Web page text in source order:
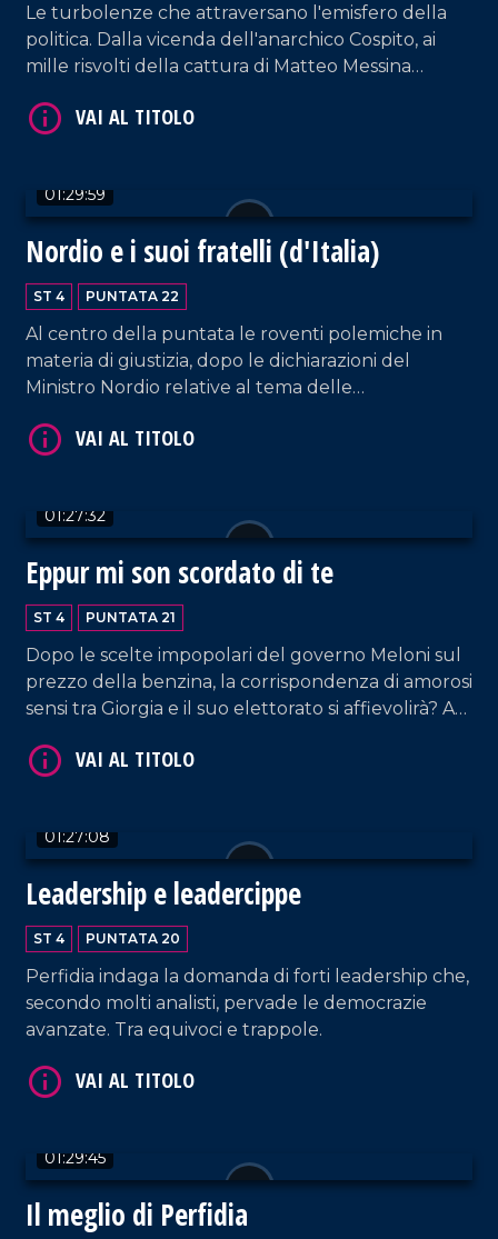
Le turbolenze che attraversano l'emisfero della
politica. Dalla vicenda dell'anarchico Cospito, ai
mille risvolti della cattura di Matteo Messina
della giustizia
01:29:59
Nordio e i suoi fratelli (d'Italia)
ST 4 PUNTATA 22
Al centro della puntata le roventi polemiche in
materia di giustizia, dopo le dichiarazioni del
Ministro Nordio relative al tema delle
01:27:32
Eppur mi son scordato di te
ST 4 PUNTATA 21
Dopo le scelte impopolari del governo Meloni sul
prezzo della benzina, la corrispondenza di amorosi
sensi tra Giorgia e il suo elettorato si affievolirà? A
procedure interne, come pensa di recuperare
01:27:08
Leadership e leadercippe
ST 4 PUNTATA 20
Perfidia indaga la domanda di forti leadership che,
secondo molti analisti, pervade le democrazie
avanzate. Tra equivoci e trappole.
01:29:45
Il meglio di Perfidia
VAI AL TITOLO
VAI AL TITOLO